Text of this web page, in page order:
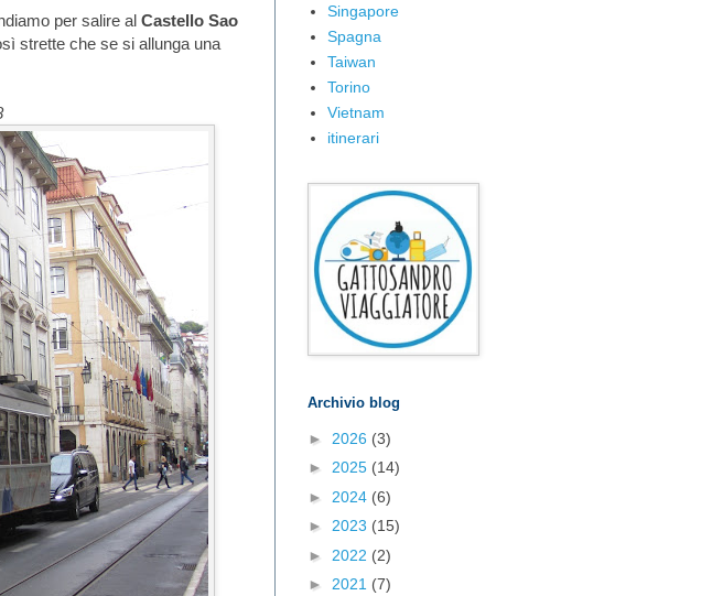
per salire al Castello Sao
strette che se si allunga una
Singapore
Spagna
Taiwan
Torino
Vietnam
itinerari
Archivio blog
► 2026 (3)
► 2025 (14)
► 2024 (6)
► 2023 (15)
► 2022 (2)
► 2021 (7)